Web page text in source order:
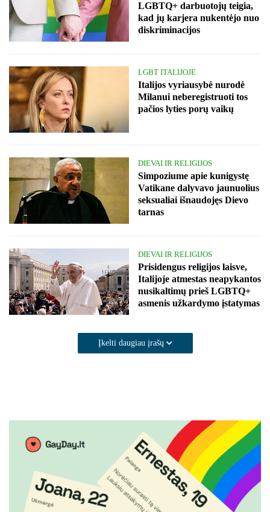
LGBTQ+ darbuotojų teigia,
kad jų karjera nukentėjo nuo
diskriminacijos
LGBT ITALIJOJE
Italijos vyriausybė nurodė
Milanui neberegistruoti tos
pačios lyties porų vaikų
DIEVAI IR RELIGIJOS
Simpoziume apie kunigystę
Vatikane dalyvavo jaunuolius
seksualiai išnaudojęs Dievo
tarnas
DIEVAI IR RELIGIJOS
Prisidengus religijos laisve,
Italijoje atmestas neapykantos
nusikaltimų prieš LGBTQ+
asmenis užkardymo įstatymas
Įkelti daugiau įrašų